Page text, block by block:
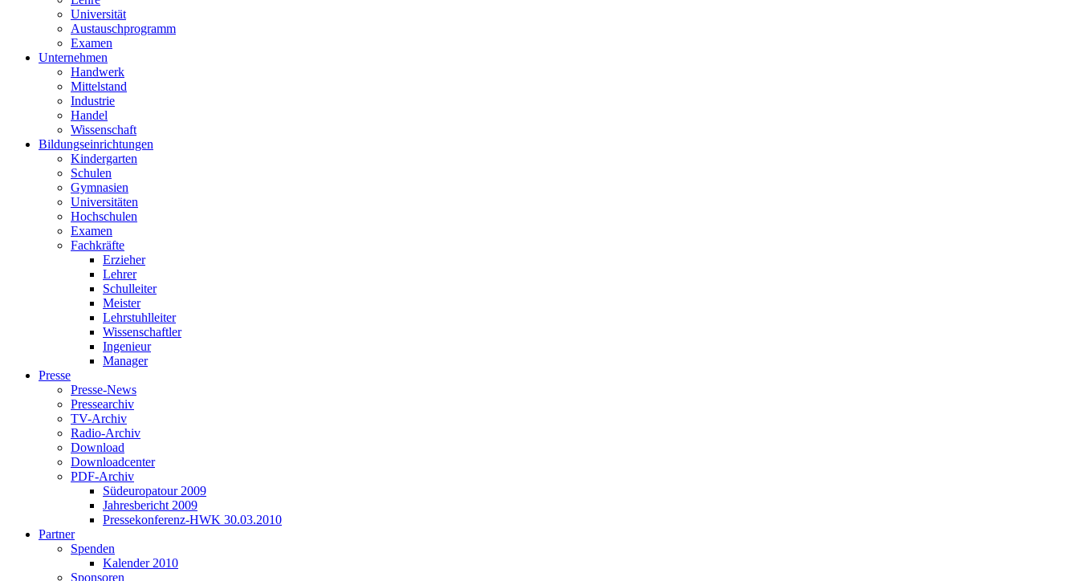
Universität
Austauschprogramm
Examen
Unternehmen
Handwerk
Mittelstand
Industrie
Handel
Wissenschaft
Bildungseinrichtungen
Kindergarten
Schulen
Gymnasien
Universitäten
Hochschulen
Examen
Fachkräfte
Erzieher
Lehrer
Schulleiter
Meister
Lehrstuhlleiter
Wissenschaftler
Ingenieur
Manager
Presse
Presse-News
Pressearchiv
TV-Archiv
Radio-Archiv
Download
Downloadcenter
PDF-Archiv
Südeuropatour 2009
Jahresbericht 2009
Pressekonferenz-HWK 30.03.2010
Partner
Spenden
Kalender 2010
Sponsoren